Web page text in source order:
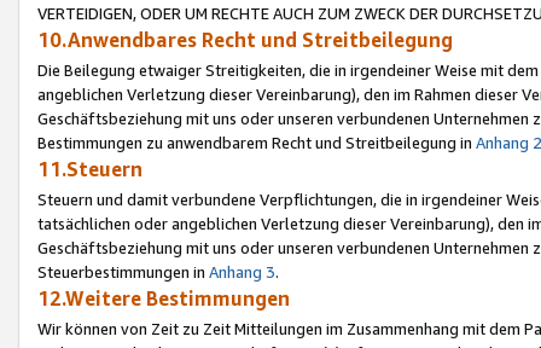
VERTEIDIGEN, ODER UM RECHTE AUCH ZUM ZWECK DER
10.Anwendbares Recht und Streitbeilegung
Die Beilegung etwaiger Streitigkeiten, die in irgendeiner Weise mit
angeblichen Verletzung dieser Vereinbarung), den im Rahmen dieser
Geschäftsbeziehung mit uns oder unseren verbundenen
Bestimmungen zu anwendbarem Recht und Streitbeilegung in Anhang 2
11.Steuern
Steuern und damit verbundene Verpflichtungen, die in irgendeiner
tatsächlichen oder angeblichen Verletzung dieser Vereinbarung), den
Geschäftsbeziehung mit uns oder unseren verbundenen
Steuerbestimmungen in Anhang 3.
12.Weitere Bestimmungen
Wir können von Zeit zu Zeit Mitteilungen im Zusammenhang mit dem